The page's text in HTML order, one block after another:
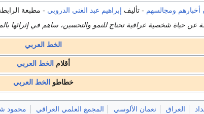
أخبارهم ومجالسهم - تأليف إبراهيم عبد الغني الدروبي - مطبعة
عن حياة شخصية عراقية تحتاج للنمو والتحسين، ساهم في إثرائها
الخط العربي
أقلام الخط العربي
خطاطو الخط العربي
العراق نعمان الألوسي المجمع العلمي العراقي محمود